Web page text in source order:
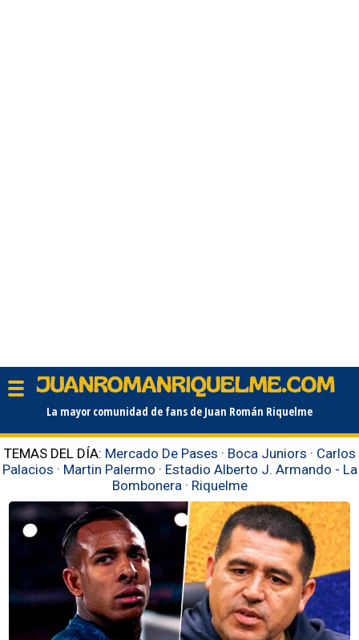
La mayor comunidad de fans de Juan Román Riquelme
TEMAS DEL DÍA: Mercado De Pases · Boca Juniors · Carlos
Palacios · Martin Palermo · Estadio Alberto J. Armando - La
Bombonera · Riquelme